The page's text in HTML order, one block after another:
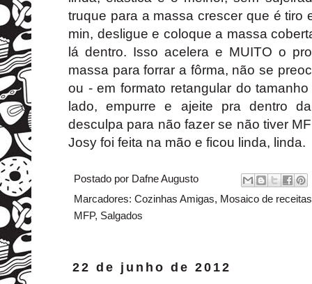
truque para a massa crescer que é tiro
min, desligue e coloque a massa
lá dentro. Isso acelera e MUITO o
massa para forrar a fôrma, não se
ou - em formato retangular do
lado, empurre e ajeite pra dentro
desculpa para não fazer se não tiver
Josy foi feita na mão e ficou linda, linda.
Postado por Dafne Augusto
Marcadores: Cozinhas Amigas, Mosaico de receitas
MFP, Salgados
22 de junho de 2012